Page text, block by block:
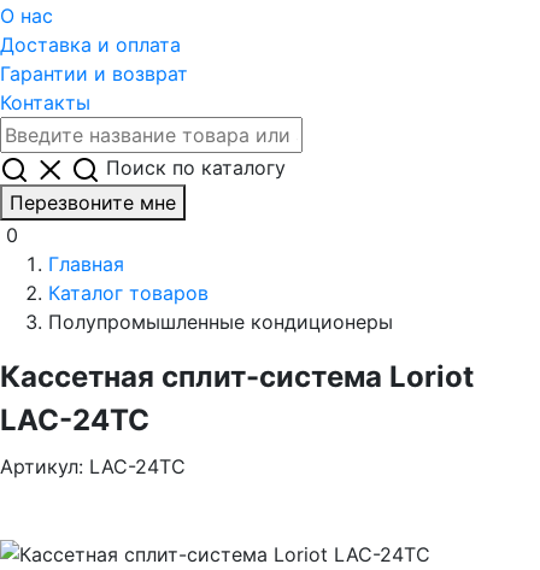
О нас
Доставка и оплата
Гарантии и возврат
Контакты
Поиск по каталогу
Перезвоните мне
0
Главная
Каталог товаров
Полупромышленные кондиционеры
Кассетная cплит-система Loriot
LAC-24TC
Артикул: LAC-24TC